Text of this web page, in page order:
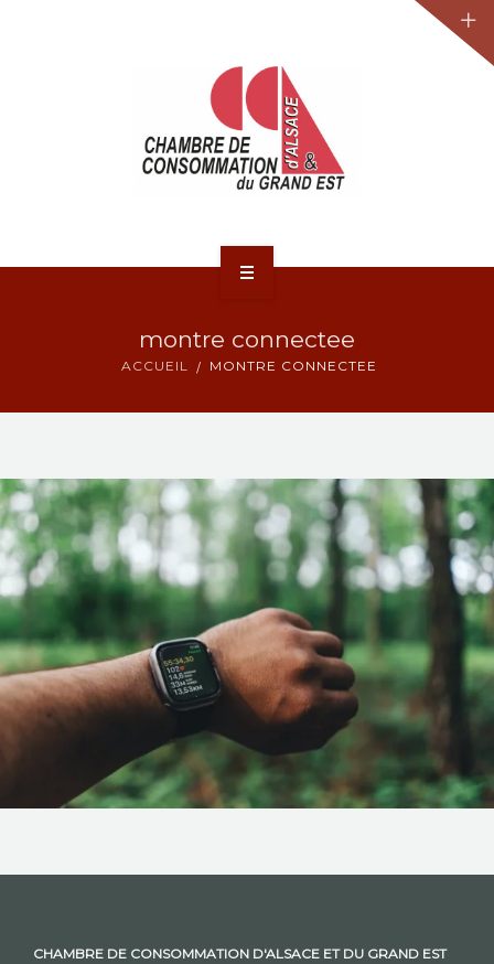
NOS ACTIONS
CONTACT
montre connectee
ACCUEIL MONTRE CONNECTEE
CHAMBRE DE CONSOMMATION D'ALSACE ET DU GRAND EST